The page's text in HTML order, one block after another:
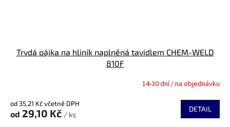
Trvdá pájka na hliník naplněná tavidlem CHEM-WELD
810F
produktu
je
14-30 dní / na objednávku
od 35,21 Kč včetně DPH
od 29,10 Kč / ks
DETAIL